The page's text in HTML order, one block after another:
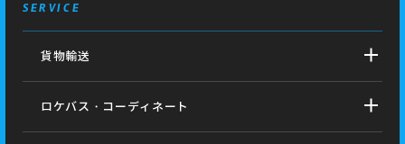
SERVICE
貨物輸送
ロケバス・コーディネート